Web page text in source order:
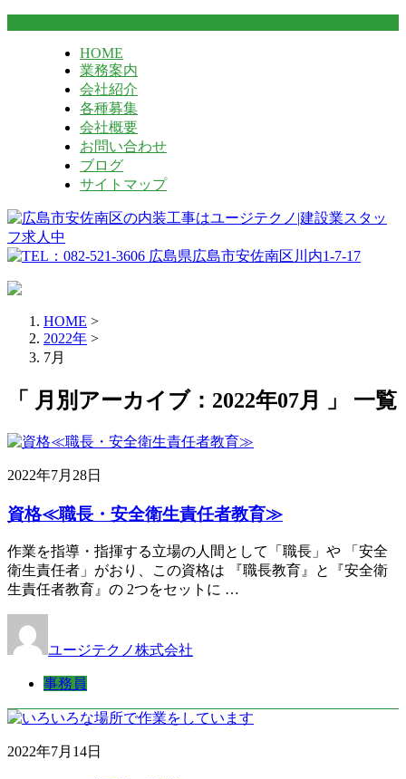
HOME
業務案内
会社紹介
各種募集
会社概要
お問い合わせ
ブログ
サイトマップ
HOME >
2022年 >
7月
「 月別アーカイブ：2022年07月 」 一覧
2022年7月28日
資格≪職長・安全衛生責任者教育≫
作業を指導・指揮する立場の人間として「職長」や 「安全
衛生責任者」がおり、この資格は 『職長教育』と『安全衛
生責任者教育』の 2つをセットに …
ユージテクノ株式会社
事務員
2022年7月14日